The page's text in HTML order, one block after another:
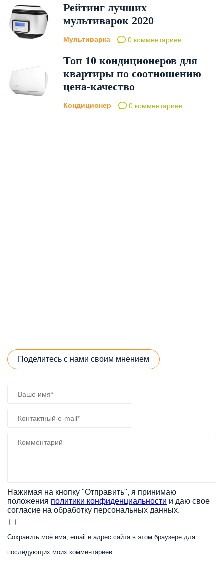
Рейтинг лучших
мультиварок 2020
Мультиварка 0 комментариев
Топ 10 кондиционеров для
квартиры по соотношению
цена-качество
Кондиционер 0 комментариев
Поделитесь с нами своим мнением
Нажимая на кнопку "Отправить", я принимаю
положения политики конфиденциальности и даю свое
согласие на обработку персональных данных.
Сохранить моё имя, email и адрес сайта в этом браузере для
последующих моих комментариев.